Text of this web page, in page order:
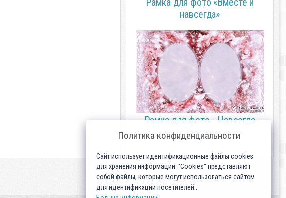
Рамка для фото «Вместе и
навсегда»
Рамка для фото - Навсегда
вместе
Политика конфиденциальности
Сайт использует идентификационные файлы cookies
для хранения информации. "Cookies" представляют
собой файлы, которые могут использоваться сайтом
для идентификации посетителей...